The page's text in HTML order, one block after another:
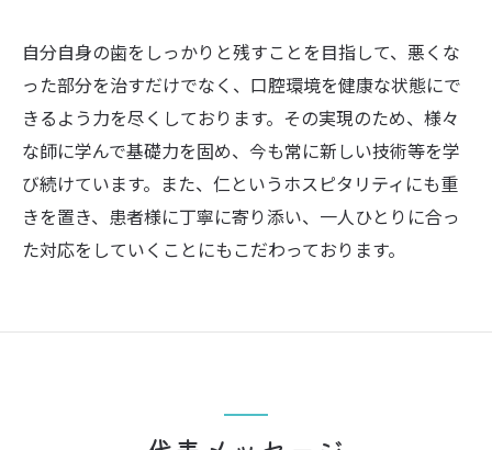
自分自身の歯をしっかりと残すことを目指して、悪くな
った部分を治すだけでなく、口腔環境を健康な状態にで
きるよう力を尽くしております。その実現のため、様々
な師に学んで基礎力を固め、今も常に新しい技術等を学
び続けています。また、仁というホスピタリティにも重
きを置き、患者様に丁寧に寄り添い、一人ひとりに合っ
た対応をしていくことにもこだわっております。